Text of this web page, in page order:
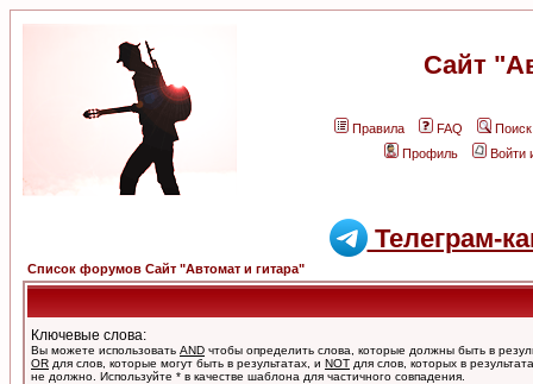
Сайт
Правила FAQ
Поиск
Профиль
Войти
Телеграм-
Список форумов Сайт "Автомат и гитара"
Ключевые слова:
Вы можете использовать AND чтобы определить слова, которые должны быть в
OR для слов, которые могут быть в результатах, и NOT для слов, которых в
не должно. Используйте * в качестве шаблона для частичного совпадения.